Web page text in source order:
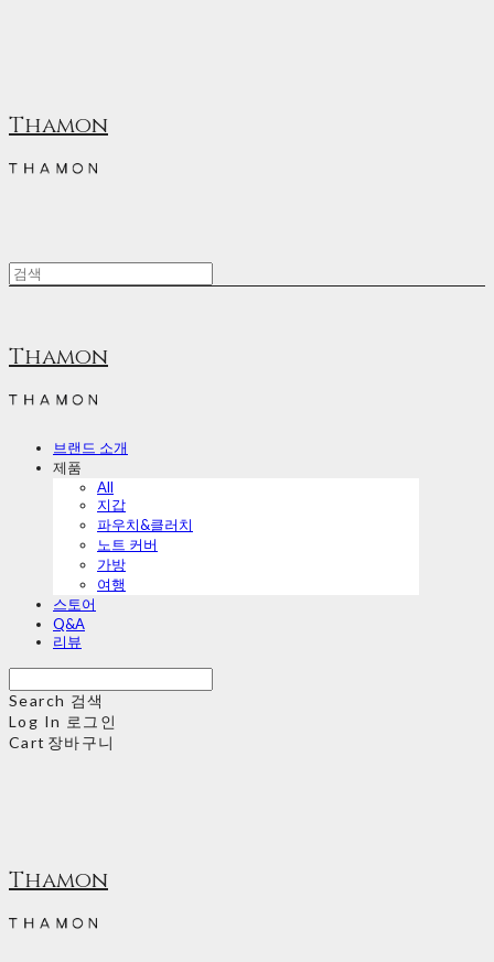
Thamon
Thamon
브랜드 소개
제품
All
지갑
파우치&클러치
노트 커버
가방
여행
스토어
Q&A
리뷰
Search 검색
Log In 로그인
Cart 장바구니
Thamon